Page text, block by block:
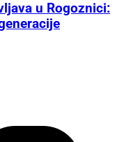
u Rogoznici: